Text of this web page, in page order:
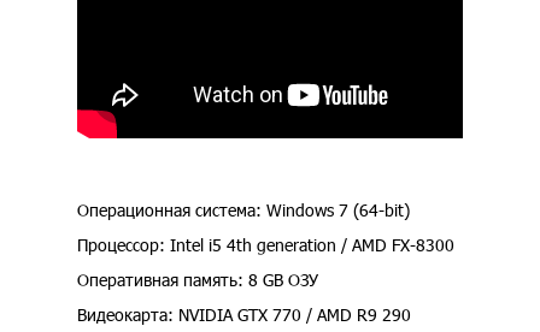
Операционная система: Windows 7 (64-bit)
Процессор: Intel i5 4th generation / AMD FX-8300
Оперативная память: 8 GB ОЗУ
Видеокарта: NVIDIA GTX 770 / AMD R9 290